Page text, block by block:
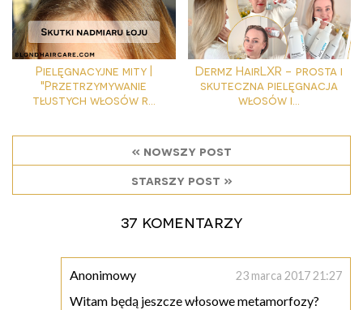
Pielęgnacyjne mity |
"Przetrzymywanie
tłustych włosów r...
Dermz HairLXR - prosta i
skuteczna pielęgnacja
włosów i...
« nowszy post
starszy post »
37 komentarzy
Anonimowy 23 marca 2017 21:27
Witam będą jeszcze włosowe metamorfozy?